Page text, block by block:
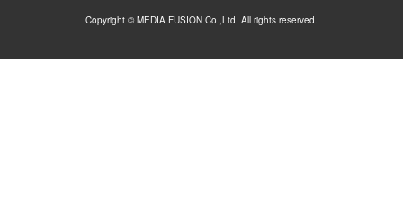
Copyright © MEDIA FUSION Co.,Ltd. All rights reserved.